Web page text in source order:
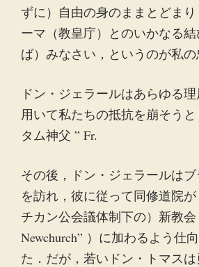
ずに）自由の身のままとどま
ーマ（教皇庁）とのいかなる
ば）みなさい，というのが私の
ドン・ジェラールはあらゆる
用いて私たちの抵抗を崩そう
タム神父 ” Fr.
その後，ドン・ジェラールは
を訪れ，彼に従って同修道院
チカン公会議体制下の）新教会
Newchurch” ）に加わるよう仕
た．だが，若いドン・トマス